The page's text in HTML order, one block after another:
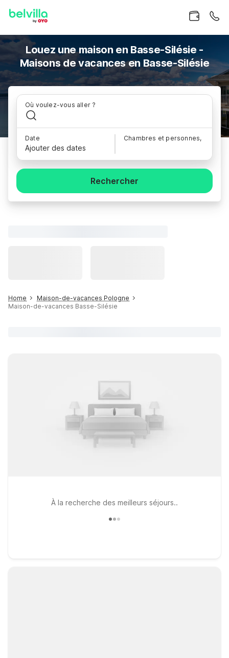
Louez une maison en Basse-Silésie -
Maisons de vacances en Basse-Silésie
Où voulez-vous aller ?
Date
Ajouter des dates
Chambres et personnes,
Rechercher
Home
Maison-de-vacances Pologne
Maison-de-vacances Basse-Silésie
À la recherche des meilleurs séjours..